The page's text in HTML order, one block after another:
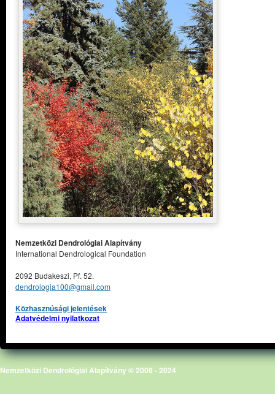
Nemzetközi Dendrológiai Alapítvány
International Dendrological Foundation
2092 Budakeszi, Pf. 52.
dendrologia100@gmail.com
Közhasznúsági jelentések
Adatvédelmi nyilatkozat
Nemzetközi Dendrológiai Alapítvány © 2006 - 2024